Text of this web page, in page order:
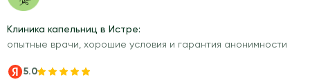
Клиника капельниц в Истре:
опытные врачи, хорошие условия и гарантия анонимности
5.0